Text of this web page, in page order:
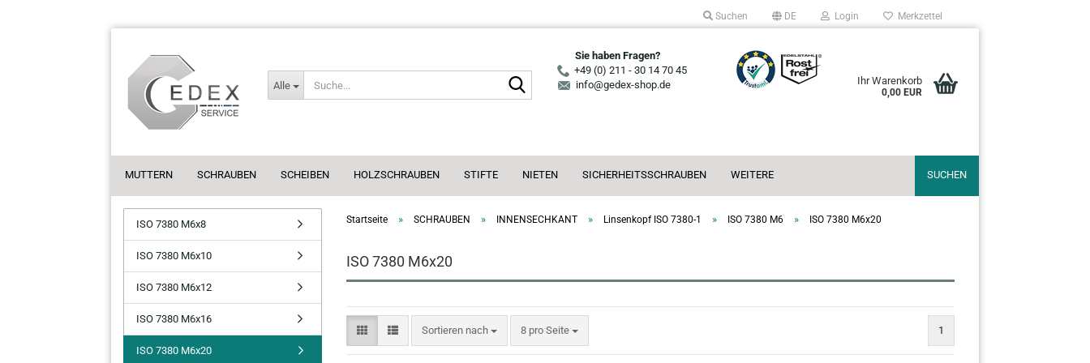
Suchen DE Login Merkzettel
Alle
Suche...
Sie haben Fragen?
+49 (0) 211 - 30 14 70 45
info@gedex-shop.de
Ihr Warenkorb
0,00 EUR
MUTTERN SCHRAUBEN SCHEIBEN HOLZSCHRAUBEN STIFTE NIETEN SICHERHEITSSCHRAUBEN SUCHEN
WEITERE
Startseite » SCHRAUBEN » INNENSECHKANT » Linsenkopf ISO 7380-1 » ISO 7380 M6 » ISO 7380 M6x20
ISO 7380 M6x20
Sortieren nach
Sortieren nach 8 pro Seite
pro Seite 1
ISO 7380 M6x8
ISO 7380 M6x10
ISO 7380 M6x12
ISO 7380 M6x16
ISO 7380 M6x20